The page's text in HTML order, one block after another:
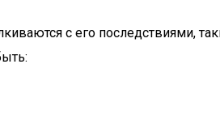
с его последствиями,